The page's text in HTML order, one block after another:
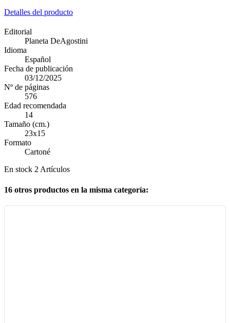
Detalles del producto
Editorial
Planeta DeAgostini
Idioma
Español
Fecha de publicación
03/12/2025
Nº de páginas
576
Edad recomendada
14
Tamaño (cm.)
23x15
Formato
Cartoné
En stock 2 Artículos
16 otros productos en la misma categoría: